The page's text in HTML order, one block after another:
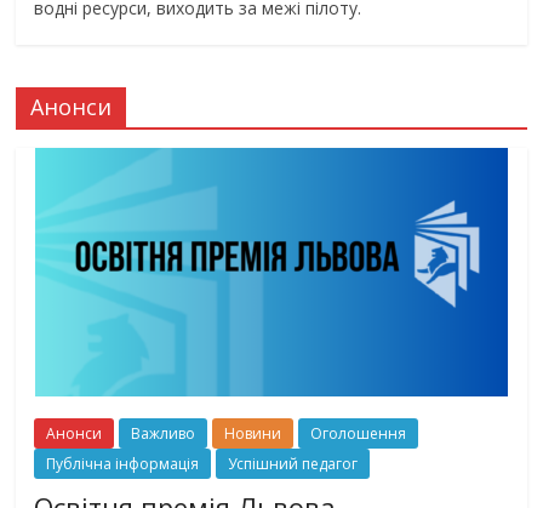
водні ресурси, виходить за межі пілоту.
Анонси
Анонси Важливо Новини
Оголошення
Публічна інформація
Успішний педагог